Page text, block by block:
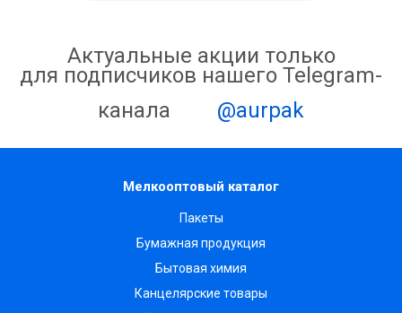
Актуальные акции только
для подписчиков нашего Telegram-
канала
@aurpak
Мелкооптовый каталог
Пакеты
Бумажная продукция
Бытовая химия
Канцелярские товары